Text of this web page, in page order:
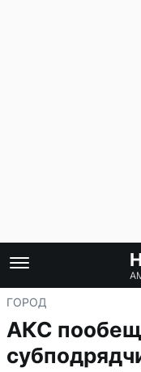
ГОРОД
АКС